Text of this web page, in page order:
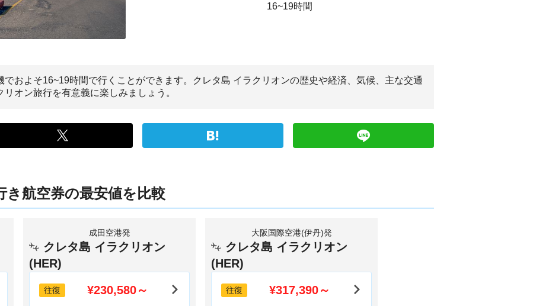
16~19時間
でおよそ16~19時間で行くことができます。クレタ島 イラクリオンの歴史や経済、気候、主な交通
オン旅行を有意義に楽しみましょう。
航空券の最安値を比較
成田空港発
クレタ島 イラクリオン
(HER)
往復 ¥230,580～
大阪国際空港(伊丹)発
クレタ島 イラクリオン
(HER)
往復 ¥317,390～